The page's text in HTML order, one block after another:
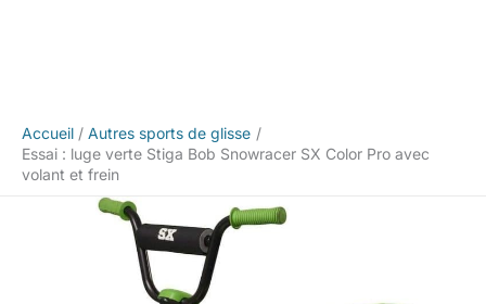
Accueil
Autres sports de glisse
Essai : luge verte Stiga Bob Snowracer SX Color Pro avec
volant et frein